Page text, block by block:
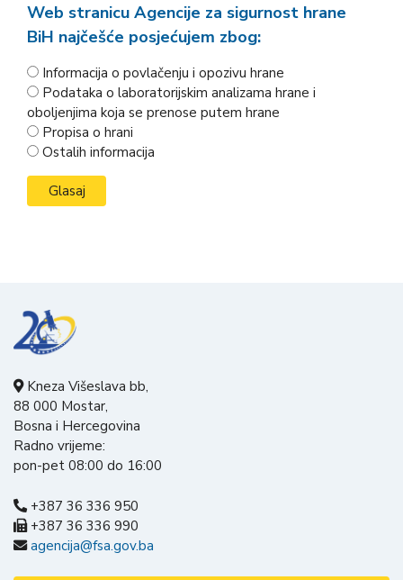
Web stranicu Agencije za sigurnost hrane
BiH najčešće posjećujem zbog:
Informacija o povlačenju i opozivu hrane
Podataka o laboratorijskim analizama hrane i
oboljenjima koja se prenose putem hrane
Propisa o hrani
Ostalih informacija
Kneza Višeslava bb,
88 000 Mostar,
Bosna i Hercegovina
Radno vrijeme:
pon-pet 08:00 do 16:00
+387 36 336 950
+387 36 336 990
agencija@fsa.gov.ba